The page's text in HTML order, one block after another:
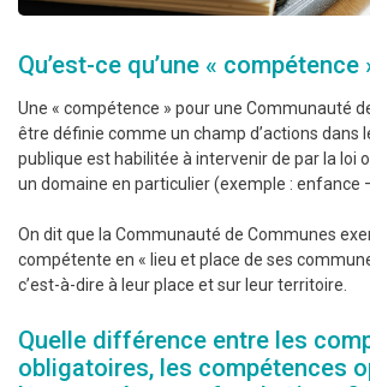
Qu’est-ce qu’une « compétence
Une « compétence » pour une Communauté
être définie comme un champ d’actions dans
publique est habilitée à intervenir de par la loi
un domaine en particulier (exemple : enfance
On dit que la Communauté de Communes
compétente en « lieu et place de ses
c’est-à-dire à leur place et sur leur territoire.
Quelle différence entre les
obligatoires, les compétences